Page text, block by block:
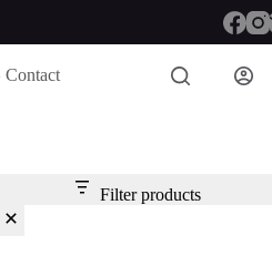
Filter products